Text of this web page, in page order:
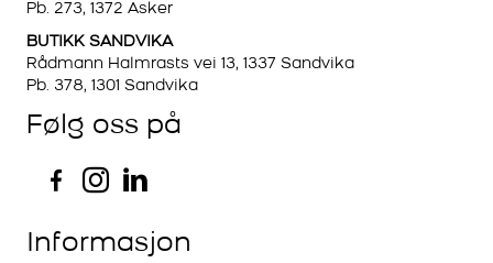
Pb. 273, 1372 Asker
BUTIKK SANDVIKA
Rådmann Halmrasts vei 13, 1337 Sandvika
Pb. 378, 1301 Sandvika
Følg oss på
Informasjon